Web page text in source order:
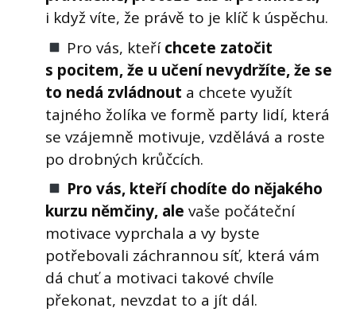
i když víte, že právě to je klíč k úspěchu.
Pro vás, kteříchcete zatočit
s pocitem, že u učení nevydržíte, že se
to nedá zvládnout a chcete využít
tajného žolíka ve formě party lidí, která
se vzájemně motivuje, vzdělává a roste
po drobných krůčcích.
Pro vás, kteří chodíte do nějakého
kurzu němčiny, ale vaše počáteční
motivace vyprchala a vy byste
potřebovali záchrannou síť, která vám
dá chuť a motivaci takové chvíle
překonat, nevzdat to a jít dál.